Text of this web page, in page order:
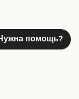
помощь?